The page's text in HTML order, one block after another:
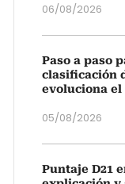
06/08/2026
Paso a paso
clasificación
evoluciona
05/08/2026
Puntaje D21